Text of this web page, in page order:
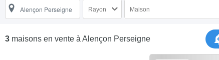
Rayon Maison
3 maisons en vente à Alençon Perseigne